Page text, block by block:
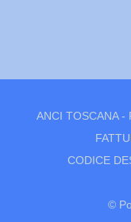
ANCI TOSCANA -
CODICE
©